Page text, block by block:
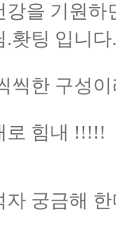
강을 기원하
.홧팅 입니다.
씩한 구성
로 힘내 !!!!!
자 궁금해